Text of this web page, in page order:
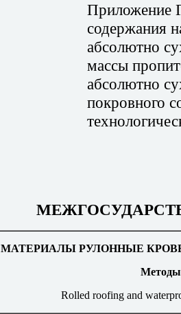
Приложение
содержания
абсолютно
массы
абсолютно
покровного
МАТЕРИАЛЫ РУЛОННЫЕ
Методы
Rolled roofing and